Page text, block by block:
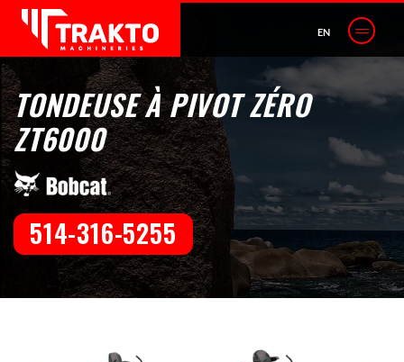
EN
TONDEUSE À PIVOT ZÉRO
ZT6000
514-316-5255